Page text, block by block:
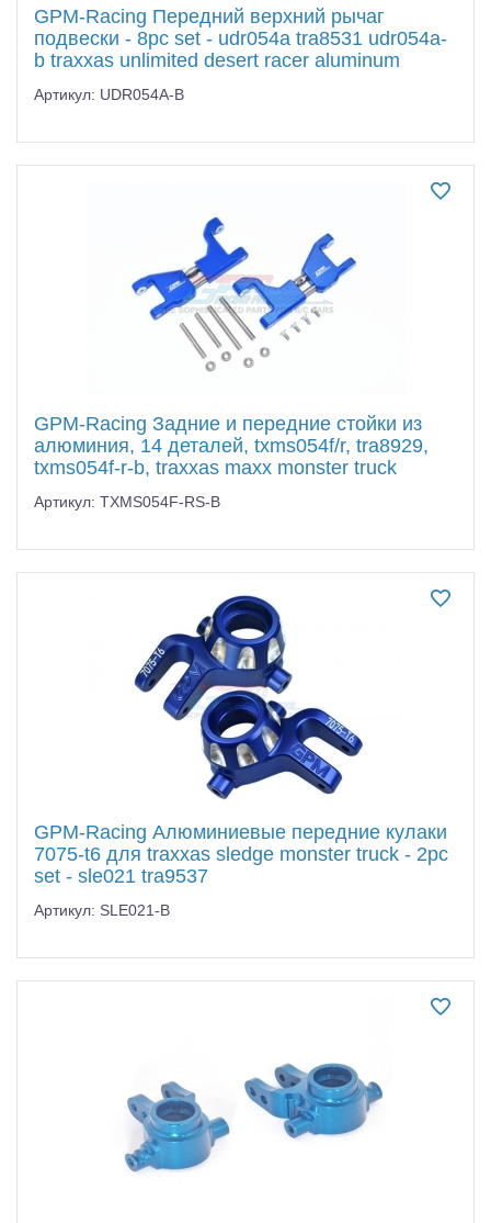
GPM-Racing Передний верхний рычаг
подвески - 8pc set - udr054a tra8531 udr054a-
b traxxas unlimited desert racer aluminum
Артикул: UDR054A-B
GPM-Racing Задние и передние стойки из
алюминия, 14 деталей, txms054f/r, tra8929,
txms054f-r-b, traxxas maxx monster truck
Артикул: TXMS054F-RS-B
GPM-Racing Алюминиевые передние кулаки
7075-t6 для traxxas sledge monster truck - 2pc
set - sle021 tra9537
Артикул: SLE021-B